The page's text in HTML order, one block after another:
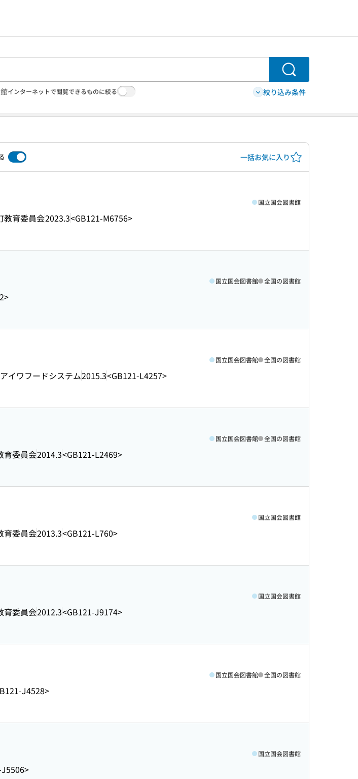
検索
インターネットで閲覧できるものに絞る 絞り込み条件
一括お気に入り
教育委員会2023.3<GB121-M6756>
国立国会図書館
国立国会図書館 全国の図書館
アイワフードシステム2015.3<GB121-L4257>
国立国会図書館 全国の図書館
育委員会2014.3<GB121-L2469>
国立国会図書館 全国の図書館
育委員会2013.3<GB121-L760>
国立国会図書館
育委員会2012.3<GB121-J9174>
国立国会図書館
J4528>
国立国会図書館 全国の図書館
国立国会図書館